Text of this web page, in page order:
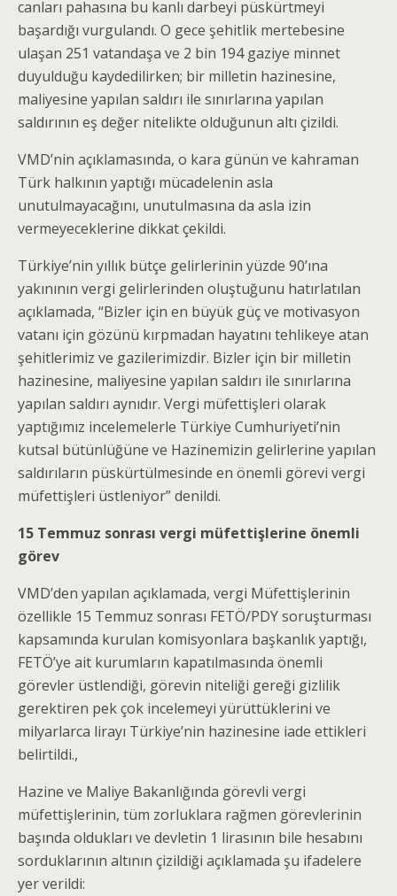
canları pahasına bu kanlı darbeyi püskürtmeyi
başardığı vurgulandı. O gece şehitlik mertebesine
ulaşan 251 vatandaşa ve 2 bin 194 gaziye minnet
duyulduğu kaydedilirken; bir milletin hazinesine,
maliyesine yapılan saldırı ile sınırlarına yapılan
saldırının eş değer nitelikte olduğunun altı çizildi.
VMD’nin açıklamasında, o kara günün ve kahraman
Türk halkının yaptığı mücadelenin asla
unutulmayacağını, unutulmasına da asla izin
vermeyeceklerine dikkat çekildi.
Türkiye’nin yıllık bütçe gelirlerinin yüzde 90’ına
yakınının vergi gelirlerinden oluştuğunu hatırlatılan
açıklamada, “Bizler için en büyük güç ve motivasyon
vatanı için gözünü kırpmadan hayatını tehlikeye atan
şehitlerimiz ve gazilerimizdir. Bizler için bir milletin
hazinesine, maliyesine yapılan saldırı ile sınırlarına
yapılan saldırı aynıdır. Vergi müfettişleri olarak
yaptığımız incelemelerle Türkiye Cumhuriyeti’nin
kutsal bütünlüğüne ve Hazinemizin gelirlerine yapılan
saldırıların püskürtülmesinde en önemli görevi vergi
müfettişleri üstleniyor” denildi.
15 Temmuz sonrası vergi müfettişlerine önemli
görev
VMD’den yapılan açıklamada, vergi Müfettişlerinin
özellikle 15 Temmuz sonrası FETÖ/PDY soruşturması
kapsamında kurulan komisyonlara başkanlık yaptığı,
FETÖ’ye ait kurumların kapatılmasında önemli
görevler üstlendiği, görevin niteliği gereği gizlilik
gerektiren pek çok incelemeyi yürüttüklerini ve
milyarlarca lirayı Türkiye’nin hazinesine iade ettikleri
belirtildi.,
Hazine ve Maliye Bakanlığında görevli vergi
müfettişlerinin, tüm zorluklara rağmen görevlerinin
başında oldukları ve devletin 1 lirasının bile hesabını
sorduklarının altının çizildiği açıklamada şu ifadelere
yer verildi: